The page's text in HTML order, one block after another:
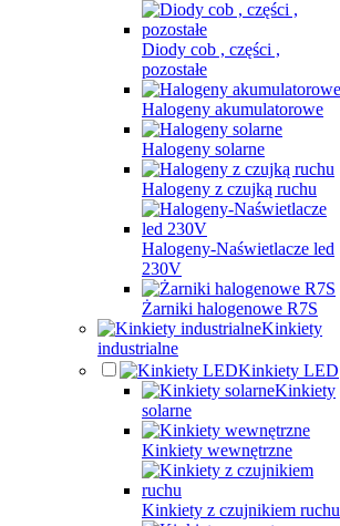
Diody cob , części ,
pozostałe
Halogeny akumulatorowe
Halogeny solarne
Halogeny z czujką ruchu
Halogeny-Naświetlacze led
230V
Żarniki halogenowe R7S
Kinkiety
industrialne
Kinkiety LED
Kinkiety
solarne
Kinkiety wewnętrzne
Kinkiety z czujnikiem ruchu